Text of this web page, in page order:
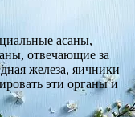
асаны,
отвечающие за
железа, яичники
эти органы и